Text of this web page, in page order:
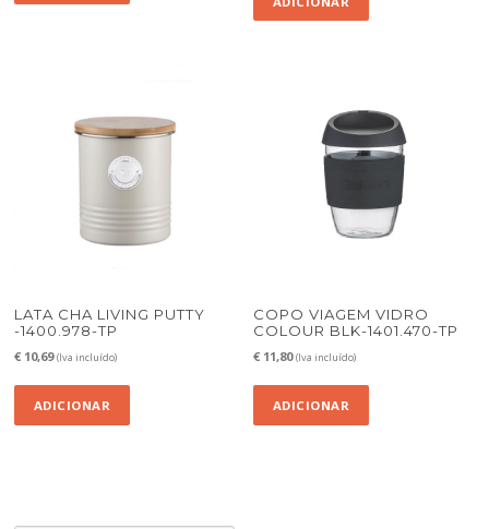
LATA CHA LIVING PUTTY
-1400.978-TP
€ 10,69 (Iva incluído)
ADICIONAR
COPO VIAGEM VIDRO
COLOUR BLK-1401.470-TP
€ 11,80 (Iva incluído)
ADICIONAR